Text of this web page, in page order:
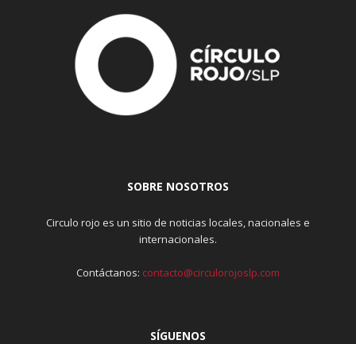
SOBRE NOSOTROS
Circulo rojo es un sitio de noticias locales, nacionales e
internacionales.
Contáctanos: contacto@circulorojoslp.com
SÍGUENOS